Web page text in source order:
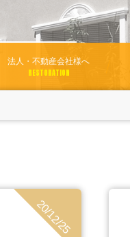
法人・不動産会社様へ
RESTORATION
20/12/25